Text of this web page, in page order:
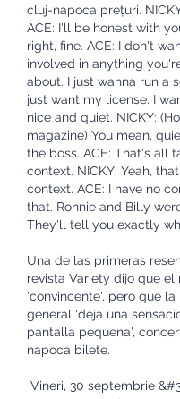
cluj-napoca prețuri.
ACE: I'll be honest with
right, fine. ACE: I don't
involved in anything
about. I just wanna run a
just want my license. I
nice and quiet. NICKY:
magazine) You mean,
the boss. ACE: That's all
context. NICKY: Yeah,
context. ACE: I have no
that. Ronnie and Billy
They'll tell you exactly
Una de las primeras
revista Variety dijo que el
'convincente', pero que
general 'deja una
pantalla pequena',
napoca bilete.